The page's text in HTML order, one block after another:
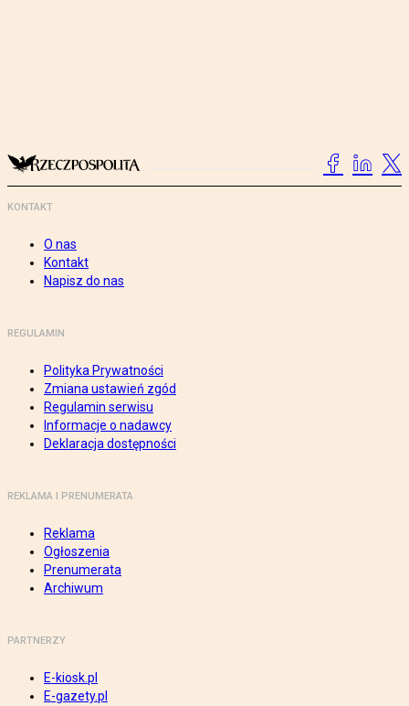
KONTAKT
O nas
Kontakt
Napisz do nas
REGULAMIN
Polityka Prywatności
Zmiana ustawień zgód
Regulamin serwisu
Informacje o nadawcy
Deklaracja dostępności
REKLAMA I PRENUMERATA
Reklama
Ogłoszenia
Prenumerata
Archiwum
PARTNERZY
E-kiosk.pl
E-gazety.pl